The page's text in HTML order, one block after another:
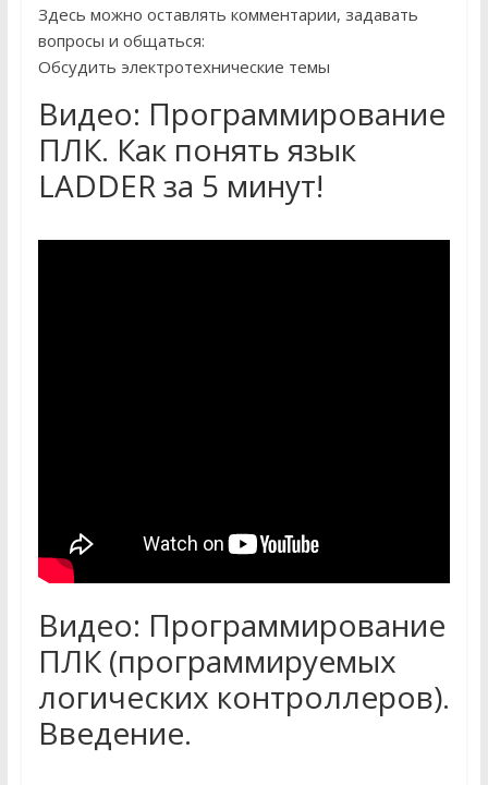
Здесь можно оставлять комментарии, задавать
вопросы и общаться:
Обсудить электротехнические темы
Видео: Программирование
ПЛК. Как понять язык
LADDER за 5 минут!
Видео: Программирование
ПЛК (программируемых
логических контроллеров).
Введение.